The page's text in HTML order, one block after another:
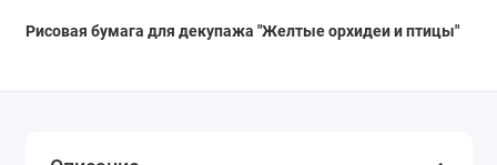
Рисовая бумага для декупажа "Желтые орхидеи и птицы"